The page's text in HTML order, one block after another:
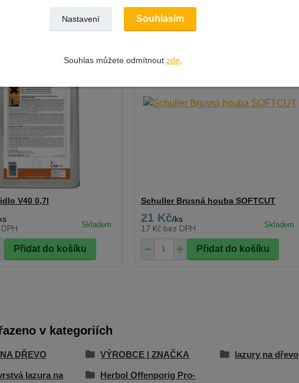
V40 0,7l
Přidat do košíku
Schuller Brusná houba SOFTCUT
21 Kč/ks
17 Kč bez DPH
Přidat do košíku
v kategoriích
DŘEVO VÝROBCE | ZNAČKA lazury na dřevo
lazura na
Herbol Offenporig Pro-
Nastavení Souhlasím
Souhlas můžete odmítnout zde.